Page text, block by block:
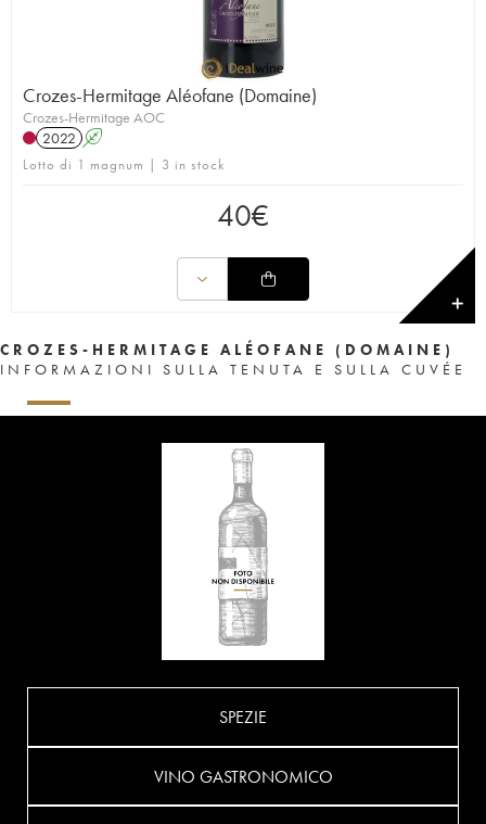
Crozes-Hermitage Aléofane (Domaine)
Crozes-Hermitage AOC
2022 A
Lotto di 1 magnum | 3 in stock
40€
✕
CROZES-HERMITAGE ALÉOFANE (DOMAINE)
INFORMAZIONI SULLA TENUTA E SULLA CUVÉE
SPEZIE
VINO GASTRONOMICO